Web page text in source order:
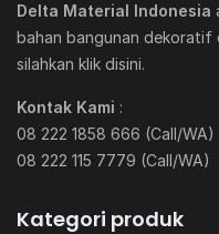
Delta Material Indonesia
bahan bangunan
silahkan klik disini.
Kontak Kami :
08 222 1858 666 (Call/WA)
08 222 115 7779 (Call/WA)
Kategori produk